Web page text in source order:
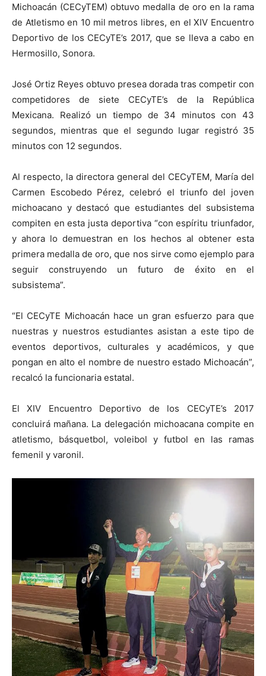
Michoacán (CECyTEM) obtuvo medalla de oro en la rama
de Atletismo en 10 mil metros libres, en el XIV Encuentro
Deportivo de los CECyTE’s 2017, que se lleva a cabo en
Hermosillo, Sonora.
José Ortiz Reyes obtuvo presea dorada tras competir con
competidores de siete CECyTE’s de la República
Mexicana. Realizó un tiempo de 34 minutos con 43
segundos, mientras que el segundo lugar registró 35
minutos con 12 segundos.
Al respecto, la directora general del CECyTEM, María del
Carmen Escobedo Pérez, celebró el triunfo del joven
michoacano y destacó que estudiantes del subsistema
compiten en esta justa deportiva “con espíritu triunfador,
y ahora lo demuestran en los hechos al obtener esta
primera medalla de oro, que nos sirve como ejemplo para
seguir construyendo un futuro de éxito en el
subsistema”.
“El CECyTE Michoacán hace un gran esfuerzo para que
nuestras y nuestros estudiantes asistan a este tipo de
eventos deportivos, culturales y académicos, y que
pongan en alto el nombre de nuestro estado Michoacán”,
recalcó la funcionaria estatal.
El XIV Encuentro Deportivo de los CECyTE’s 2017
concluirá mañana. La delegación michoacana compite en
atletismo, básquetbol, voleibol y futbol en las ramas
femenil y varonil.